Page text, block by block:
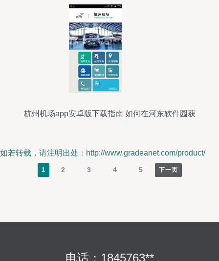
杭州机场app安卓版下载指南 如何在河东软件园获
如若转载，请注明出处：http://www.gradeanet.com/product/
1 2 3 4 5 下一页
电话：1845763**